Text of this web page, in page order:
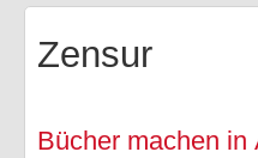
Altes Ägypten
Zensur
Bücher machen